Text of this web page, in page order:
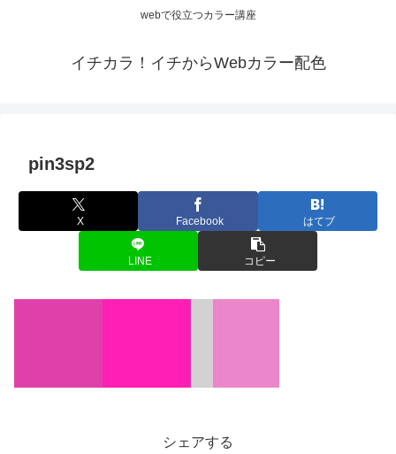
webで役立つカラー講座
イチカラ！イチからWebカラー配色
pin3sp2
X Facebook はてブ
LINE コピー
シェアする